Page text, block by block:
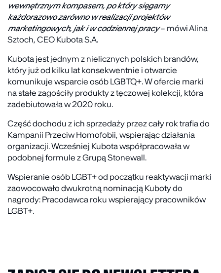
wewnętrznym kompasem, po który sięgamy
każdorazowo zarówno w realizacji projektów
marketingowych, jak i w codziennej pracy– mówi Alina
Sztoch, CEO Kubota S.A.
Kubota jest jednym z nielicznych polskich brandów,
który już od kilku lat konsekwentnie i otwarcie
komunikuje wsparcie osób LGBTQ+. W ofercie marki
na stałe zagościły produkty z tęczowej kolekcji, która
zadebiutowała w 2020 roku.
Część dochodu z ich sprzedaży przez cały rok trafia do
Kampanii Przeciw Homofobii, wspierając działania
organizacji. Wcześniej Kubota współpracowała w
podobnej formule z Grupą Stonewall.
Wspieranie osób LGBT+ od początku reaktywacji marki
zaowocowało dwukrotną nominacją Kuboty do
nagrody: Pracodawca roku wspierający pracowników
LGBT+.